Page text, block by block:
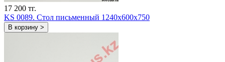
17 200 тг.
KS 0089. Стол письменный 1240х600х750
В корзину >